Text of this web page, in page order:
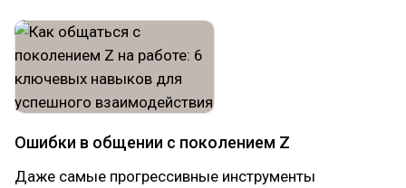
Ошибки в общении с поколением Z
Даже самые прогрессивные инструменты